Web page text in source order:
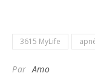
3615 MyLife
ParAmo